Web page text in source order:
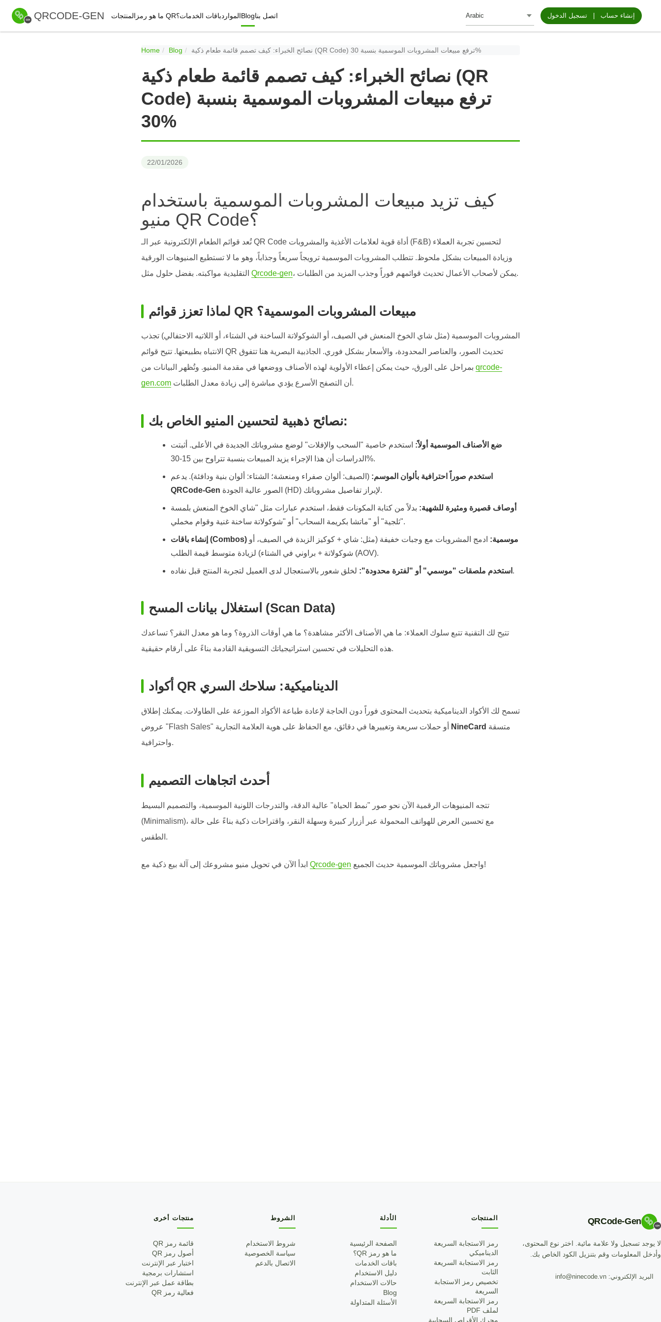
QRCODE-GEN المنتجات ما هو رمز QR؟باقات الخدماتالمواردBlogاتصل بنا إنشاء حساب تسجيل الدخول
Home Blog نصائح الخبراء: كيف تصمم قائمة طعام ذكية (QR Code) ترفع مبيعات المشروبات الموسمية بنسبة 30%
نصائح الخبراء: كيف تصمم قائمة طعام ذكية (QR
Code) ترفع مبيعات المشروبات الموسمية بنسبة
30%
22/01/2026
كيف تزيد مبيعات المشروبات الموسمية باستخدام
منيو QR Code؟
تُعد قوائم الطعام الإلكترونية عبر الـ QR Code أداة قوية لعلامات الأغذية والمشروبات (F&B) لتحسين تجربة العملاء
وزيادة المبيعات بشكل ملحوظ. تتطلب المشروبات الموسمية ترويجاً سريعاً وجذاباً، وهو ما لا تستطيع المنيوهات الورقية
Qrcode-gen ، يمكن لأصحاب الأعمال تحديث قوائمهم فوراً وجذب المزيد من الطلبات.
لماذا تعزز قوائم QR مبيعات المشروبات الموسمية؟
المشروبات الموسمية (مثل شاي الخوخ المنعش في الصيف، أو الشوكولاتة الساخنة في الشتاء، أو اللاتيه الاحتفالي) تجذب
الانتباه بطبيعتها. تتيح قوائم QR تحديث الصور، والعناصر المحدودة، والأسعار بشكل فوري. الجاذبية البصرية هنا تتفوق
qrcode-
gen.com
أن التصفح الأسرع يؤدي مباشرة إلى زيادة معدل الطلبات.
نصائح ذهبية لتحسين المنيو الخاص بك:
ضع الأصناف الموسمية أولاً: استخدم خاصية "السحب والإفلات" لوضع مشروباتك الجديدة في الأعلى. أثبتت
الدراسات أن هذا الإجراء يزيد المبيعات بنسبة تتراوح بين 15-30%.
استخدم صوراً احترافية بألوان الموسم: (الصيف: ألوان صفراء ومنعشة؛ الشتاء: ألوان بنية ودافئة). يدعم
QRCode-Gen
الصور عالية الجودة (HD) لإبراز تفاصيل مشروباتك.
أوصاف قصيرة ومثيرة للشهية: بدلاً من كتابة المكونات فقط، استخدم عبارات مثل "شاي الخوخ المنعش بلمسة
ثلجية" أو "ماتشا بكريمة السحاب" أو "شوكولاتة ساخنة غنية وقوام مخملي".
إنشاء باقات (Combos) موسمية: ادمج المشروبات مع وجبات خفيفة (مثل: شاي + كوكيز الزبدة في الصيف، أو
شوكولاتة + براوني في الشتاء) لزيادة متوسط قيمة الطلب (AOV).
استخدم ملصقات "موسمي" أو "لفترة محدودة": لخلق شعور بالاستعجال لدى العميل لتجربة المنتج قبل نفاده.
استغلال بيانات المسح (Scan Data)
تتيح لك التقنية تتبع سلوك العملاء: ما هي الأصناف الأكثر مشاهدة؟ ما هي أوقات الذروة؟ وما هو معدل النقر؟ تساعدك
هذه التحليلات في تحسين استراتيجياتك التسويقية القادمة بناءً على أرقام حقيقية.
أكواد QR الديناميكية: سلاحك السري
تسمح لك الأكواد الديناميكية بتحديث المحتوى فوراً دون الحاجة لإعادة طباعة الأكواد الموزعة على الطاولات. يمكنك إطلاق
NineCard
واحترافية.
أحدث اتجاهات التصميم
تتجه المنيوهات الرقمية الآن نحو صور "نمط الحياة" عالية الدقة، والتدرجات اللونية الموسمية، والتصميم البسيط
(Minimalism)، مع تحسين العرض للهواتف المحمولة عبر أزرار كبيرة وسهلة النقر، واقتراحات ذكية بناءً على حالة
الطقس.
Qrcode-gen واجعل مشروباتك الموسمية حديث الجميع!
QRCode-Gen
لا يوجد تسجيل ولا علامة مائية. اختر نوع المحتوى،
وأدخل المعلومات وقم بتنزيل الكود الخاص بك.
البريد الإلكتروني: info@ninecode.vn
المنتجات
رمز الاستجابة السريعة
الديناميكي
رمز الاستجابة السريعة
الثابت
تخصيص رمز الاستجابة
السريعة
رمز الاستجابة السريعة
لملف PDF
محرك الأقراص السحابية
الأدلة
الصفحة الرئيسية
ما هو رمز QR؟
باقات الخدمات
دليل الاستخدام
حالات الاستخدام
Blog
الأسئلة المتداولة
الشروط
شروط الاستخدام
سياسة الخصوصية
الاتصال بالدعم
منتجات أخرى
قائمة رمز QR
أصول رمز QR
اختبار عبر الإنترنت
استشارات برمجية
بطاقة عمل عبر الإنترنت
فعالية رمز QR